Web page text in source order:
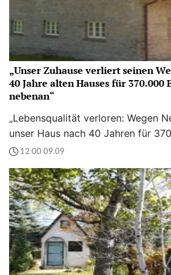
„Unser Zuhause verliert seinen
40 Jahre alten Hauses für 370.000
nebenan“
„Lebensqualität verloren: Wegen
unser Haus nach 40 Jahren für
12:00 09.09